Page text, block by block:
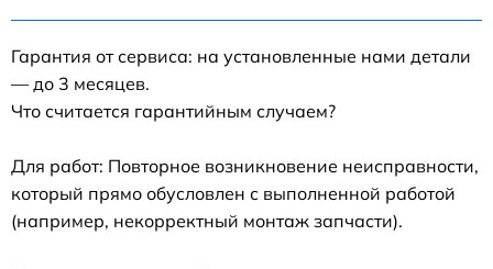
Гарантия от сервиса: на установленные нами детали
— до 3 месяцев.
Что считается гарантийным случаем?
Для работ: Повторное возникновение неисправности,
который прямо обусловлен с выполненной работой
(например, некорректный монтаж запчасти).